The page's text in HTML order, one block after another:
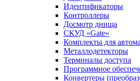
Идентификаторы
Контроллеры
Досмотр днища
СКУД «Gate»
Комплекты для
Металлодетекторы
Терминалы доступа
Программное
Конвертеры